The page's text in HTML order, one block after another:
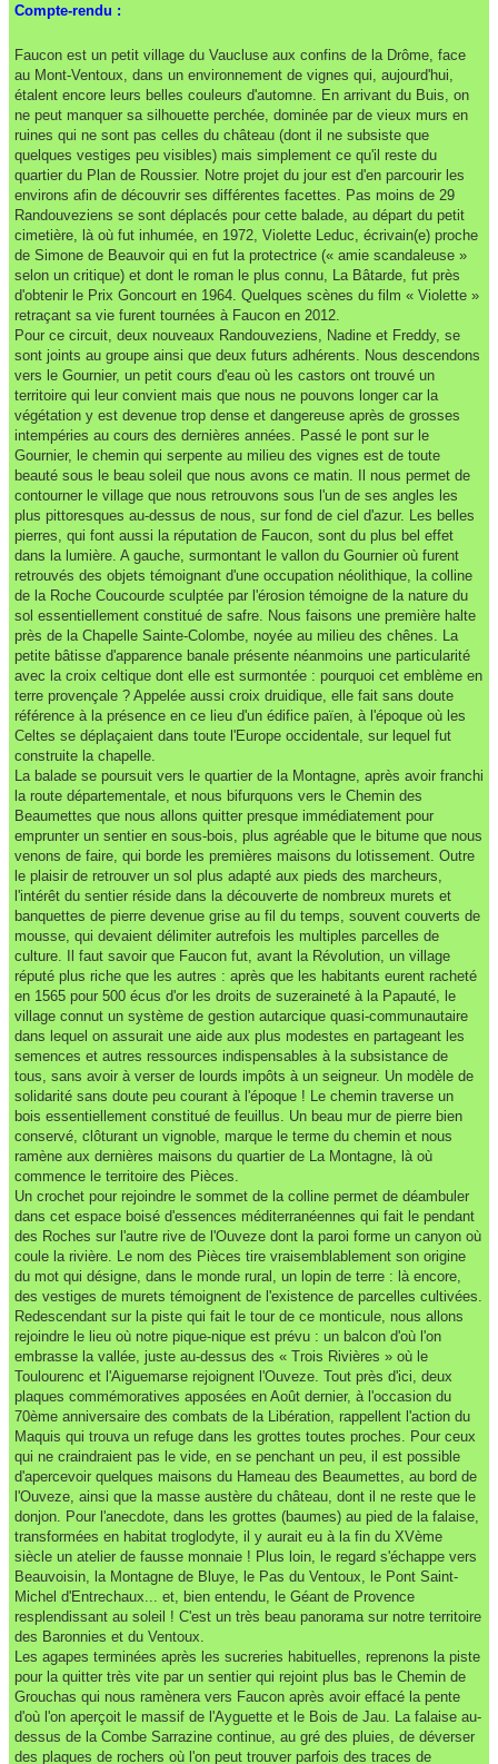
Compte-rendu :
Faucon est un petit village du Vaucluse aux confins de la Drôme, face
au Mont-Ventoux, dans un environnement de vignes qui, aujourd'hui,
étalent encore leurs belles couleurs d'automne. En arrivant du Buis, on
ne peut manquer sa silhouette perchée, dominée par de vieux murs en
ruines qui ne sont pas celles du château (dont il ne subsiste que
quelques vestiges peu visibles) mais simplement ce qu'il reste du
quartier du Plan de Roussier. Notre projet du jour est d'en parcourir les
environs afin de découvrir ses différentes facettes. Pas moins de 29
Randouveziens se sont déplacés pour cette balade, au départ du petit
cimetière, là où fut inhumée, en 1972, Violette Leduc, écrivain(e) proche
de Simone de Beauvoir qui en fut la protectrice (« amie scandaleuse »
selon un critique) et dont le roman le plus connu, La Bâtarde, fut près
d'obtenir le Prix Goncourt en 1964. Quelques scènes du film « Violette »
retraçant sa vie furent tournées à Faucon en 2012.
Pour ce circuit, deux nouveaux Randouveziens, Nadine et Freddy, se
sont joints au groupe ainsi que deux futurs adhérents. Nous descendons
vers le Gournier, un petit cours d'eau où les castors ont trouvé un
territoire qui leur convient mais que nous ne pouvons longer car la
végétation y est devenue trop dense et dangereuse après de grosses
intempéries au cours des dernières années. Passé le pont sur le
Gournier, le chemin qui serpente au milieu des vignes est de toute
beauté sous le beau soleil que nous avons ce matin. Il nous permet de
contourner le village que nous retrouvons sous l'un de ses angles les
plus pittoresques au-dessus de nous, sur fond de ciel d'azur. Les belles
pierres, qui font aussi la réputation de Faucon, sont du plus bel effet
dans la lumière. A gauche, surmontant le vallon du Gournier où furent
retrouvés des objets témoignant d'une occupation néolithique, la colline
de la Roche Coucourde sculptée par l'érosion témoigne de la nature du
sol essentiellement constitué de safre. Nous faisons une première halte
près de la Chapelle Sainte-Colombe, noyée au milieu des chênes. La
petite bâtisse d'apparence banale présente néanmoins une particularité
avec la croix celtique dont elle est surmontée : pourquoi cet emblème en
terre provençale ? Appelée aussi croix druidique, elle fait sans doute
référence à la présence en ce lieu d'un édifice païen, à l'époque où les
Celtes se déplaçaient dans toute l'Europe occidentale, sur lequel fut
construite la chapelle.
La balade se poursuit vers le quartier de la Montagne, après avoir franchi
la route départementale, et nous bifurquons vers le Chemin des
Beaumettes que nous allons quitter presque immédiatement pour
emprunter un sentier en sous-bois, plus agréable que le bitume que nous
venons de faire, qui borde les premières maisons du lotissement. Outre
le plaisir de retrouver un sol plus adapté aux pieds des marcheurs,
l'intérêt du sentier réside dans la découverte de nombreux murets et
banquettes de pierre devenue grise au fil du temps, souvent couverts de
mousse, qui devaient délimiter autrefois les multiples parcelles de
culture. Il faut savoir que Faucon fut, avant la Révolution, un village
réputé plus riche que les autres : après que les habitants eurent racheté
en 1565 pour 500 écus d'or les droits de suzeraineté à la Papauté, le
village connut un système de gestion autarcique quasi-communautaire
dans lequel on assurait une aide aux plus modestes en partageant les
semences et autres ressources indispensables à la subsistance de
tous, sans avoir à verser de lourds impôts à un seigneur. Un modèle de
solidarité sans doute peu courant à l'époque ! Le chemin traverse un
bois essentiellement constitué de feuillus. Un beau mur de pierre bien
conservé, clôturant un vignoble, marque le terme du chemin et nous
ramène aux dernières maisons du quartier de La Montagne, là où
commence le territoire des Pièces.
Un crochet pour rejoindre le sommet de la colline permet de déambuler
dans cet espace boisé d'essences méditerranéennes qui fait le pendant
des Roches sur l'autre rive de l'Ouveze dont la paroi forme un canyon où
coule la rivière. Le nom des Pièces tire vraisemblablement son origine
du mot qui désigne, dans le monde rural, un lopin de terre : là encore,
des vestiges de murets témoignent de l'existence de parcelles cultivées.
Redescendant sur la piste qui fait le tour de ce monticule, nous allons
rejoindre le lieu où notre pique-nique est prévu : un balcon d'où l'on
embrasse la vallée, juste au-dessus des « Trois Rivières » où le
Toulourenc et l'Aiguemarse rejoignent l'Ouveze. Tout près d'ici, deux
plaques commémoratives apposées en Août dernier, à l'occasion du
70ème anniversaire des combats de la Libération, rappellent l'action du
Maquis qui trouva un refuge dans les grottes toutes proches. Pour ceux
qui ne craindraient pas le vide, en se penchant un peu, il est possible
d'apercevoir quelques maisons du Hameau des Beaumettes, au bord de
l'Ouveze, ainsi que la masse austère du château, dont il ne reste que le
donjon. Pour l'anecdote, dans les grottes (baumes) au pied de la falaise,
transformées en habitat troglodyte, il y aurait eu à la fin du XVème
siècle un atelier de fausse monnaie ! Plus loin, le regard s'échappe vers
Beauvoisin, la Montagne de Bluye, le Pas du Ventoux, le Pont Saint-
Michel d'Entrechaux... et, bien entendu, le Géant de Provence
resplendissant au soleil ! C'est un très beau panorama sur notre territoire
des Baronnies et du Ventoux.
Les agapes terminées après les sucreries habituelles, reprenons la piste
pour la quitter très vite par un sentier qui rejoint plus bas le Chemin de
Grouchas qui nous ramènera vers Faucon après avoir effacé la pente
d'où l'on aperçoit le massif de l'Ayguette et le Bois de Jau. La falaise au-
dessus de la Combe Sarrazine continue, au gré des pluies, de déverser
des plaques de rochers où l'on peut trouver parfois des traces de